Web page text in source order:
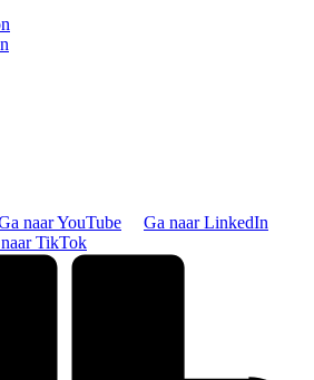
naar YouTube
Ga naar LinkedIn
TikTok